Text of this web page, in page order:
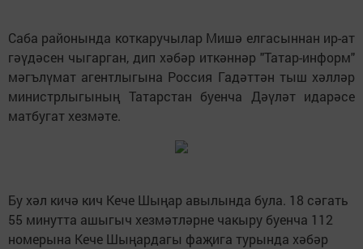
Саба районында коткаручылар Мишә елгасыннан ир-ат
гәүдәсен чыгарган, дип хәбәр иткәннәр "Татар-информ"
мәгълүмат агентлыгына Россия Гадәттән тыш хәлләр
министрлыгының Татарстан буенча Дәүләт идарәсе
матбугат хезмәте.
Бу хәл кичә кич Кече Шыңар авылында була. 18 сәгать
55 минутта ашыгыч хезмәтләрне чакыру буенча 112
номерына Кече Шыңардагы фаҗига турында хәбәр